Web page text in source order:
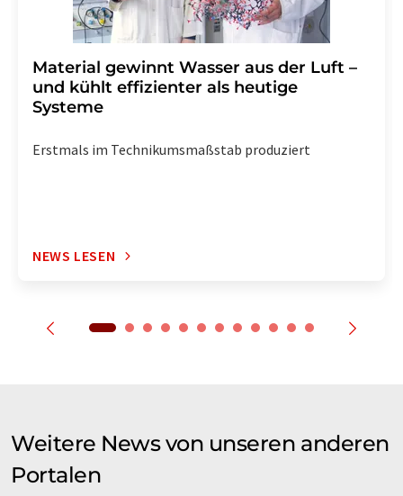
Material gewinnt Wasser aus der Luft –
und kühlt effizienter als heutige
Systeme
Erstmals im Technikumsmaßstab produziert
NEWS LESEN
Weitere News von unseren anderen
Portalen